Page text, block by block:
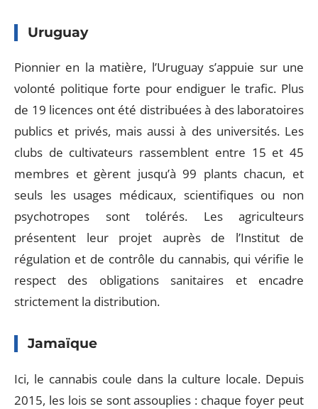
Uruguay
Pionnier en la matière, l’Uruguay s’appuie sur une
volonté politique forte pour endiguer le trafic. Plus
de 19 licences ont été distribuées à des laboratoires
publics et privés, mais aussi à des universités. Les
clubs de cultivateurs rassemblent entre 15 et 45
membres et gèrent jusqu’à 99 plants chacun, et
seuls les usages médicaux, scientifiques ou non
psychotropes sont tolérés. Les agriculteurs
présentent leur projet auprès de l’Institut de
régulation et de contrôle du cannabis, qui vérifie le
respect des obligations sanitaires et encadre
strictement la distribution.
Jamaïque
Ici, le cannabis coule dans la culture locale. Depuis
2015, les lois se sont assouplies : chaque foyer peut